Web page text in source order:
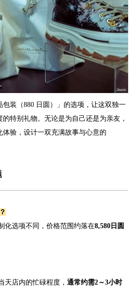
装（880 日圆）」的选项，让这双独一
特别礼物。无论是为自己还是为亲友，
验，设计一双充满故事与心意的
化选项不同，价格范围约落在8,580日圆
天店内的忙碌程度， 通常约需2～3小时